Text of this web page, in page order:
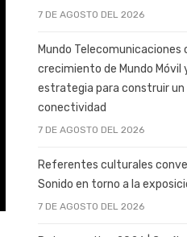
7 DE AGOSTO DEL 2026
Mundo Telecomunicaciones
crecimiento de Mundo Móvil
estrategia para construir
conectividad
7 DE AGOSTO DEL 2026
Referentes culturales
Sonido en torno a la
7 DE AGOSTO DEL 2026